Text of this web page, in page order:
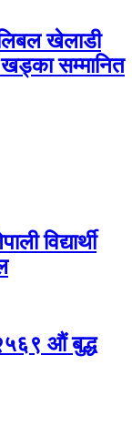
खेलाडी
खड्का सम्मानित
विद्यार्थी
२५६९ औं बुद्ध